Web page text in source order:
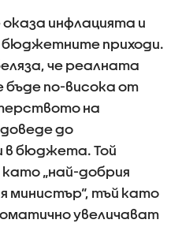
инфлацията и
приходи.
че реалната
бъде по-висока от
на
до
в бюджета. Той
„най-добрия
министър“, тъй като
увеличават